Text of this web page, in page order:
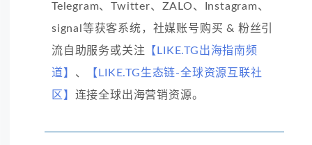
Telegram、Twitter、ZALO、Instagram、
signal等获客系统，社媒账号购买 & 粉丝引
流自助服务或关注 【LIKE.TG出海指南频
道】 、
【LIKE.TG生态链-全球资源互联社
区】 连接全球出海营销资源。